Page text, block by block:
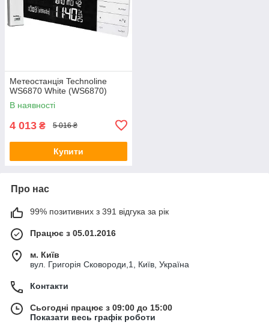
Метеостанція Technoline
WS6870 White (WS6870)
В наявності
4 013 ₴ 5 016 ₴
Купити
Про нас
99% позитивних з 391 відгука за рік
Працює з 05.01.2016
м. Київ
вул. Григорія Сковороди,1, Київ, Україна
Контакти
Сьогодні працює з 09:00 до 15:00
Показати весь графік роботи